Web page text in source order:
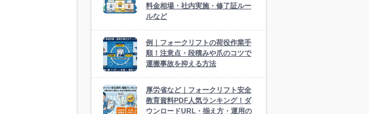
料金相場・社内実施・修了証ルー
ルなど
例｜フォークリフトの荷役作業手
順！注意点・段積みや爪のコツで
運搬事故を抑える方法
厚労省など｜フォークリフト安全
教育資料PDF人気ランキング！ダ
ウンロードURL・揃え方・運用の